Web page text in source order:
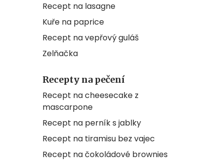
Recept na lasagne
Kuře na paprice
Recept na vepřový guláš
Zelňačka
Recepty na pečení
Recept na cheesecake z
mascarpone
Recept na perník s jablky
Recept na tiramisu bez vajec
Recept na čokoládové brownies